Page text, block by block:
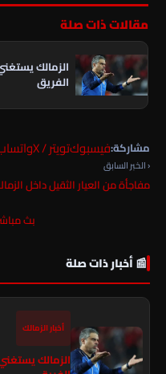
مقالات ذات صلة
الفريق
مشاركة:فيسبوكتويتر / X
‹ الخبر السابق
مفاجأة من العيار الثقيل داخل
بث
📰 أخبار ذات صلة
أخبار الزمالك